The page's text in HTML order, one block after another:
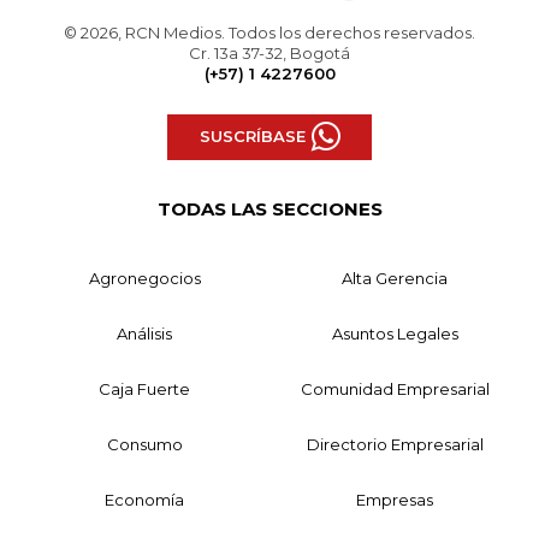
© 2026, RCN Medios. Todos los derechos reservados.
Cr. 13a 37-32, Bogotá
(+57) 1 4227600
SUSCRÍBASE
TODAS LAS SECCIONES
Agronegocios Alta Gerencia
Análisis Asuntos Legales
Caja Fuerte Comunidad Empresarial
Consumo Directorio Empresarial
Economía Empresas